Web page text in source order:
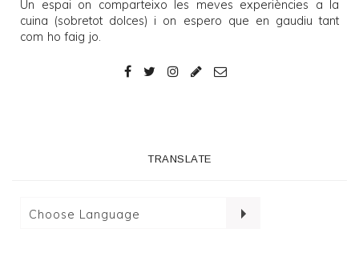
Un espai on comparteixo les meves experiències a la
cuina (sobretot dolces) i on espero que en gaudiu tant
com ho faig jo.
TRANSLATE